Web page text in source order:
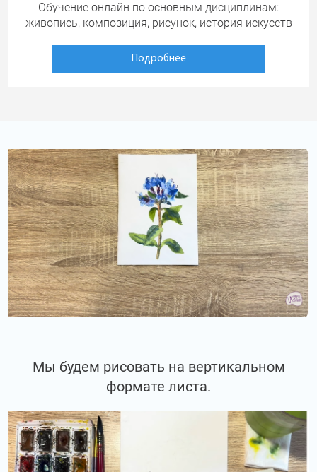
Обучение онлайн по основным дисциплинам:
живопись, композиция, рисунок, история искусств
Подробнее
Мы будем рисовать на вертикальном
формате листа.